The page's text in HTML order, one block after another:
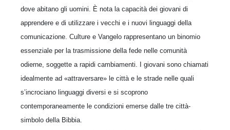
dove abitano gli uomini. È nota la capacità dei giovani di
apprendere e di utilizzare i vecchi e i nuovi linguaggi della
comunicazione. Culture e Vangelo rappresentano un binomio
essenziale per la trasmissione della fede nelle comunità
odierne, soggette a rapidi cambiamenti. I giovani sono chiamati
idealmente ad «attraversare» le città e le strade nelle quali
s’incrociano linguaggi diversi e si scoprono
contemporaneamente le condizioni emerse dalle tre città-
simbolo della Bibbia.